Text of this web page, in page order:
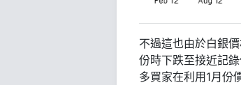
不過這也由於白銀
份時下跌至接近記
多買家在利用1月份